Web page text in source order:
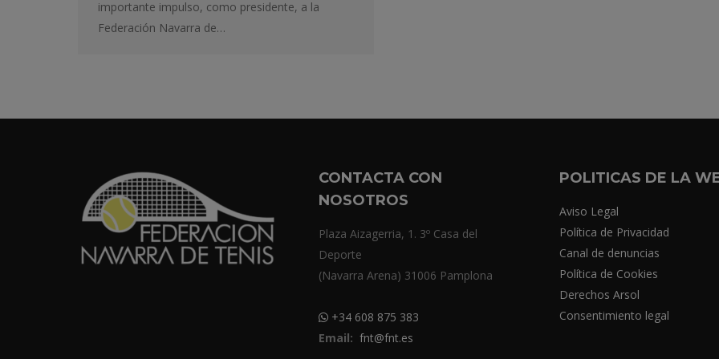
importante impulso, como presidente, a la
Federación Navarra de…
CONTACTA CON
NOSOTROS
Plaza Aizagerria, 1. 3º Casa del
Deporte
(Navarra Arena) 31006 Pamplona
+34 608 875 383
Email: fnt@fnt.es
POLITICAS DE LA
Aviso Legal
Política de Privacidad
Canal de denuncias
Política de Cookies
Derechos Arsol
Consentimiento legal